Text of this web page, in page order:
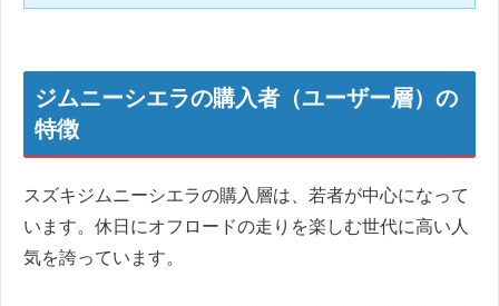
ジムニーシエラの購入者（ユーザー層）の
特徴
スズキジムニーシエラの購入層は、若者が中心になって
います。休日にオフロードの走りを楽しむ世代に高い人
気を誇っています。